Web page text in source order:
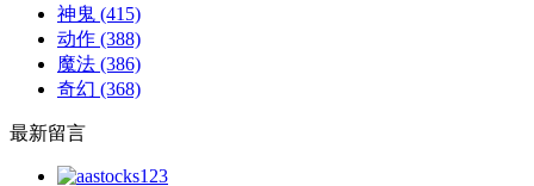
神鬼 (415)
动作 (388)
魔法 (386)
奇幻 (368)
最新留言